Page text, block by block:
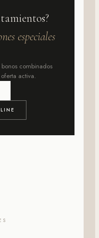
especiales
combinados
activa.